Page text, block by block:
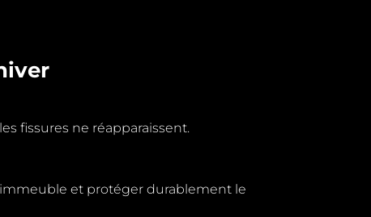
fissures ne réapparaissent.
et protéger durablement le